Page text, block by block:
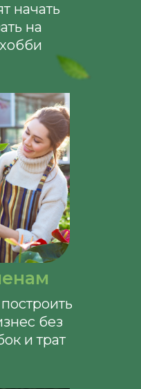
без
и трат
начать
на